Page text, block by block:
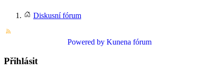
Diskusní fórum
Powered by Kunena fórum
Přihlásit